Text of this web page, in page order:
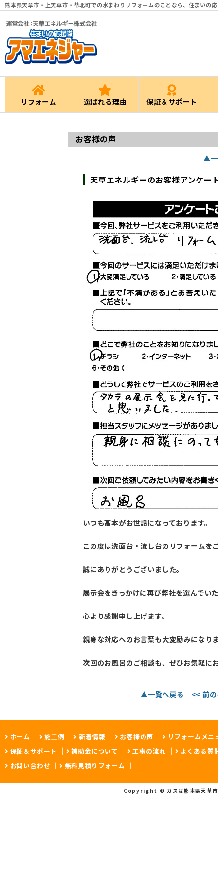
熊本県天草市・上天草市・苓北町での水まわりリフォームのことなら、住まいの
リフォーム 選ばれる理由 保証＆サポート
お客様の声
▲一
天草エネルギーのお客様アンケー
いつも髙本がお世話になっております。
この度は洗面台・流し台のリフォームを
誠にありがとうございました。
展示会をきっかけに再び弊社を選んでい
心より感謝申し上げます。
親身な対応へのお言葉も大変励みになり
次回のお風呂のご相談も、ぜひお気軽に
▲一覧へ戻る << 前
ホーム 施工例 新着情報 お客様の声
リフォームメニ
保証＆サポート
補助金について 工事の流れ
よくある質
お問い合わせ
無料見積りフォーム
Copyright © ガスは熊本県天草